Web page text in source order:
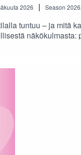
2026 | Season 2026
tuntuu – ja mitä
ja Anna Rauha
ja
sujuvuuteen –